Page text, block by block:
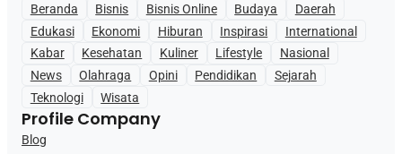
Beranda Bisnis Bisnis Online Budaya
Daerah
Edukasi
Ekonomi Hiburan Inspirasi
International
Kabar
Kesehatan Kuliner Lifestyle
Nasional
News
Olahraga Opini Pendidikan
Sejarah
Teknologi
Wisata
Profile Company
Blog